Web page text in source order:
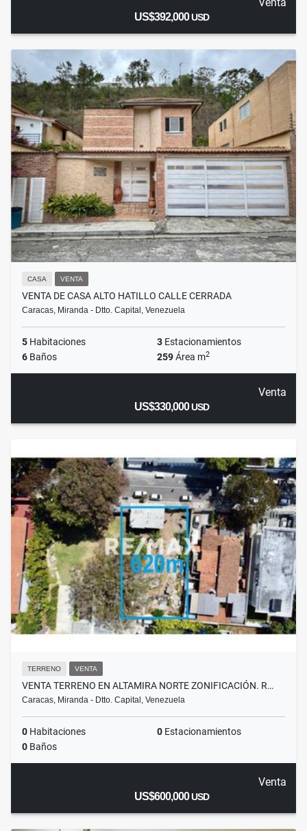
US$392,000USD
CASA VENTA
VENTA DE CASA ALTO HATILLO CALLE CERRADA
Caracas, Miranda - Dtto. Capital, Venezuela
5 Habitaciones 3 Estacionamientos
6 Baños 259Área m2
Venta
US$330,000USD
TERRENO VENTA
VENTA TERRENO EN ALTAMIRA NORTE ZONIFICACIÓN. R…
Caracas, Miranda - Dtto. Capital, Venezuela
0 Habitaciones 0 Estacionamientos
0 Baños
Venta
US$600,000USD